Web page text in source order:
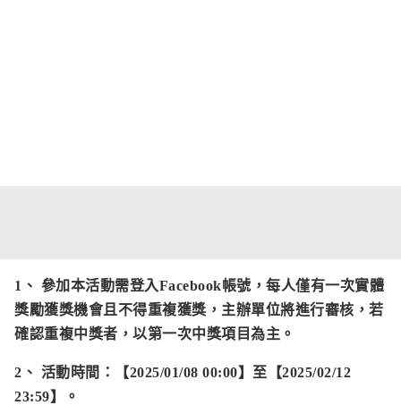
1、 參加本活動需登入Facebook帳號，每人僅有一次實體
獎勵獲獎機會且不得重複獲獎，主辦單位將進行審核，若
確認重複中獎者，以第一次中獎項目為主。
2、 活動時間：【2025/01/08 00:00】至【2025/02/12
23:59】。